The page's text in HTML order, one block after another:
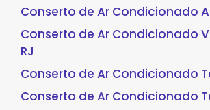
Conserto de Ar Condicionado
Conserto de Ar Condicionado
RJ
Conserto de Ar Condicionado
Conserto de Ar Condicionado